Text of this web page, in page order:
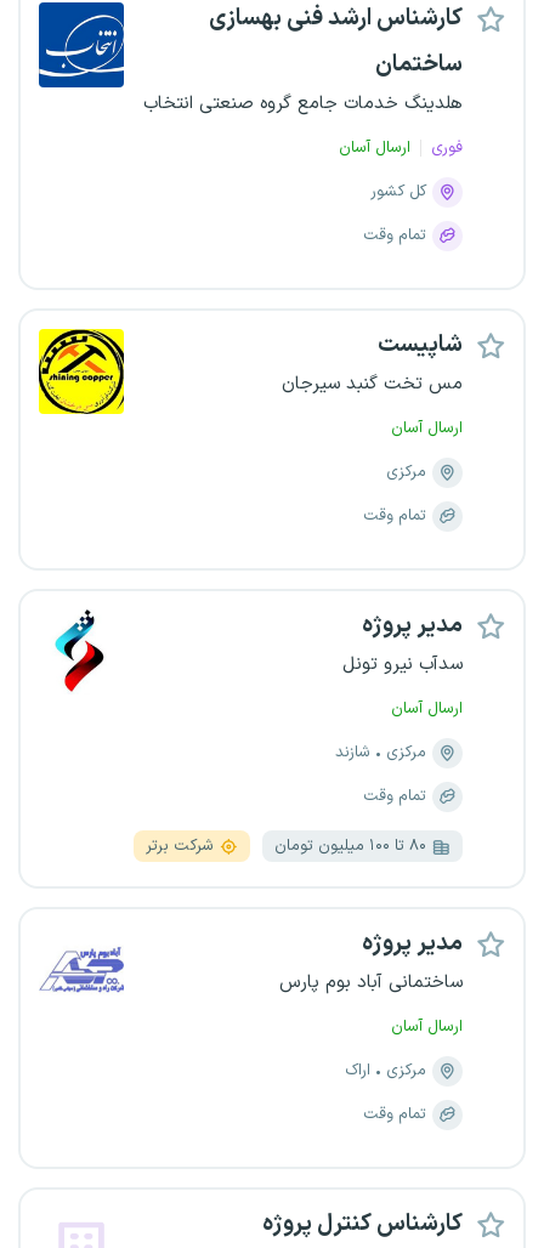
کارشناس ارشد فنی بهسازی
ساختمان
هلدینگ خدمات جامع گروه صنعتی انتخاب
فوری
ارسال آسان
کل کشور
تمام وقت
شاپیست
مس تخت گنبد سیرجان
ارسال آسان
مرکزی
تمام وقت
مدیر پروژه
سدآب نیرو تونل
ارسال آسان
مرکزی
شازند
تمام وقت
۸۰ تا ۱۰۰ میلیون تومان شرکت برتر
مدیر پروژه
ساختمانی آباد بوم پارس
ارسال آسان
مرکزی
اراک
تمام وقت
کارشناس کنترل پروژه